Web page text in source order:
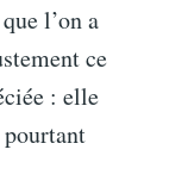
l’on a
ce
: elle